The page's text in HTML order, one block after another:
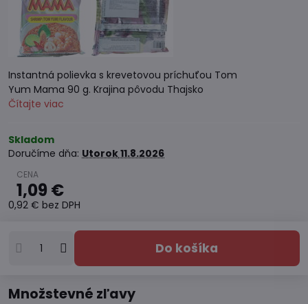
Instantná polievka s krevetovou príchuťou Tom
Yum Mama 90 g. Krajina pôvodu Thajsko
Čítajte viac
Skladom
Doručíme dňa: Utorok11.8.2026
1,09 €
0,92 € bez DPH
Do košíka
Množstevné zľavy